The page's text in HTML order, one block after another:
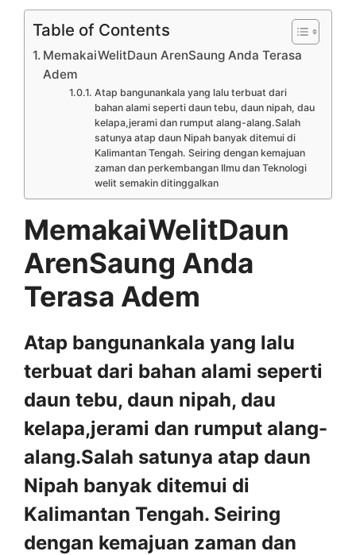
Table of Contents
MemakaiWelitDaun ArenSaung Anda Terasa
Adem
Atap bangunankala yang lalu terbuat dari
bahan alami seperti daun tebu, daun nipah, dau
kelapa,jerami dan rumput alang-alang.Salah
satunya atap daun Nipah banyak ditemui di
Kalimantan Tengah. Seiring dengan kemajuan
zaman dan perkembangan Ilmu dan Teknologi
welit semakin ditinggalkan
MemakaiWelitDaun
ArenSaung Anda
Terasa Adem
Atap bangunankala yang lalu
terbuat dari bahan alami seperti
daun tebu, daun nipah, dau
kelapa,jerami dan rumput alang-
alang.Salah satunya atap daun
Nipah banyak ditemui di
Kalimantan Tengah. Seiring
dengan kemajuan zaman dan